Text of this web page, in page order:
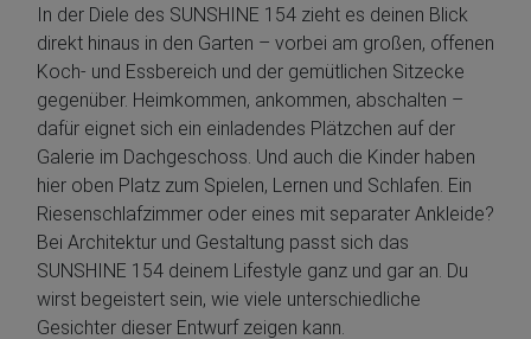
In der Diele des SUNSHINE 154 zieht es deinen Blick
direkt hinaus in den Garten – vorbei am großen, offenen
Koch- und Essbereich und der gemütlichen Sitzecke
gegenüber. Heimkommen, ankommen, abschalten –
dafür eignet sich ein einladendes Plätzchen auf der
Galerie im Dachgeschoss. Und auch die Kinder haben
hier oben Platz zum Spielen, Lernen und Schlafen. Ein
Riesenschlafzimmer oder eines mit separater Ankleide?
Bei Architektur und Gestaltung passt sich das
SUNSHINE 154 deinem Lifestyle ganz und gar an. Du
wirst begeistert sein, wie viele unterschiedliche
Gesichter dieser Entwurf zeigen kann.